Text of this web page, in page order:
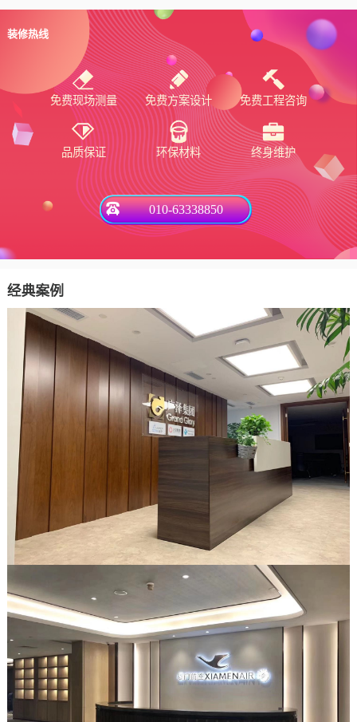
装修热线
免费现场测量 免费方案设计 免费工程咨询
品质保证 环保材料 终身维护
010-63338850